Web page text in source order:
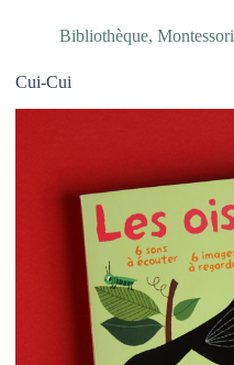
Bibliothèque,Montessori
Cui-Cui